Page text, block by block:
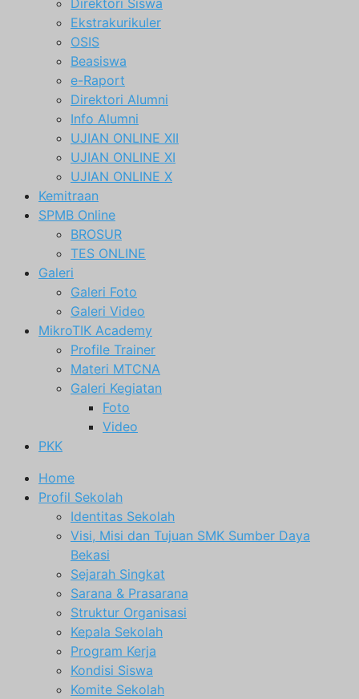
Direktori Siswa
Ekstrakurikuler
OSIS
Beasiswa
e-Raport
Direktori Alumni
Info Alumni
UJIAN ONLINE XII
UJIAN ONLINE XI
UJIAN ONLINE X
Kemitraan
SPMB Online
BROSUR
TES ONLINE
Galeri
Galeri Foto
Galeri Video
MikroTIK Academy
Profile Trainer
Materi MTCNA
Galeri Kegiatan
Foto
Video
PKK
Home
Profil Sekolah
Identitas Sekolah
Visi, Misi dan Tujuan SMK Sumber Daya
Bekasi
Sejarah Singkat
Sarana & Prasarana
Struktur Organisasi
Kepala Sekolah
Program Kerja
Kondisi Siswa
Komite Sekolah